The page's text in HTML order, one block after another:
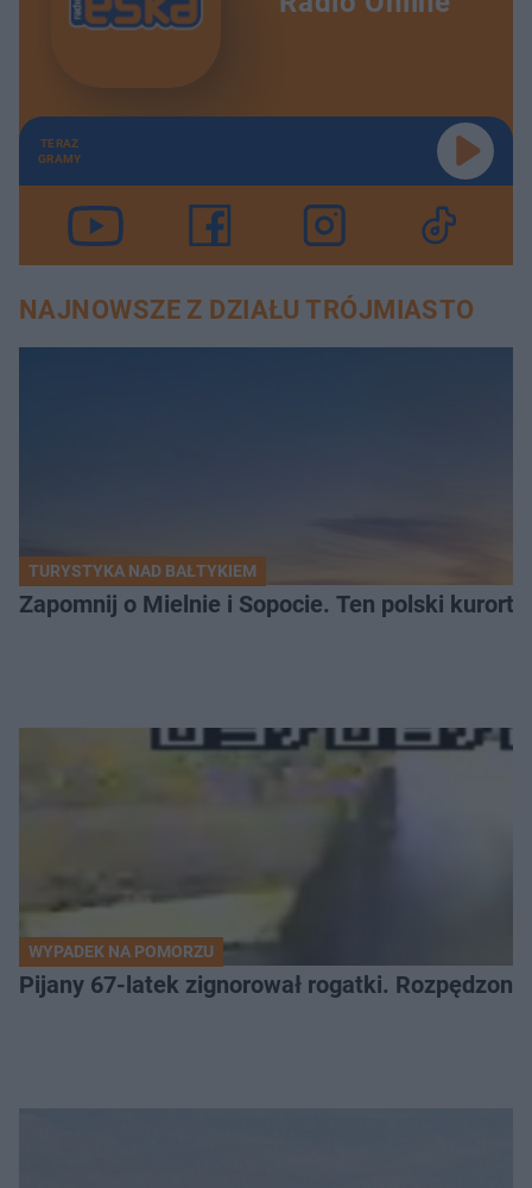
TERAZ
GRAMY
NAJNOWSZE Z DZIAŁU TRÓJMIASTO
TURYSTYKA NAD BAŁTYKIEM
Zapomnij o Mielnie i Sopocie. Ten polski kurort
WYPADEK NA POMORZU
Pijany 67-latek zignorował rogatki.